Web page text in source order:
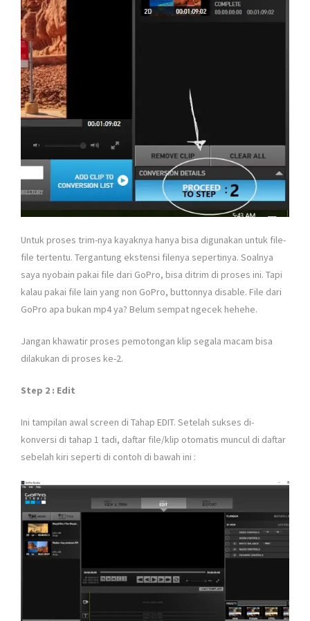
Untuk proses trim-nya kayaknya hanya bisa digunakan untuk file-
file tertentu. Tergantung ekstensi filenya sepertinya. Soalnya
saya nyobain pakai file dari GoPro, bisa ditrim di proses ini. Tapi
kalau pakai file lain yang non GoPro, buttonnya disable. File dari
GoPro apa bukan mp4 ya? Belum sempat ngecek hehehe.
Jangan khawatir proses pemotongan klip segala macam bisa
dilakukan di proses ke-2.
Step 2 : Edit
Ini tampilan awal screen di Tahap EDIT. Setelah sukses di-
konversi di tahap 1 tadi, daftar file/klip otomatis muncul di daftar
sebelah kiri seperti di contoh di bawah ini :